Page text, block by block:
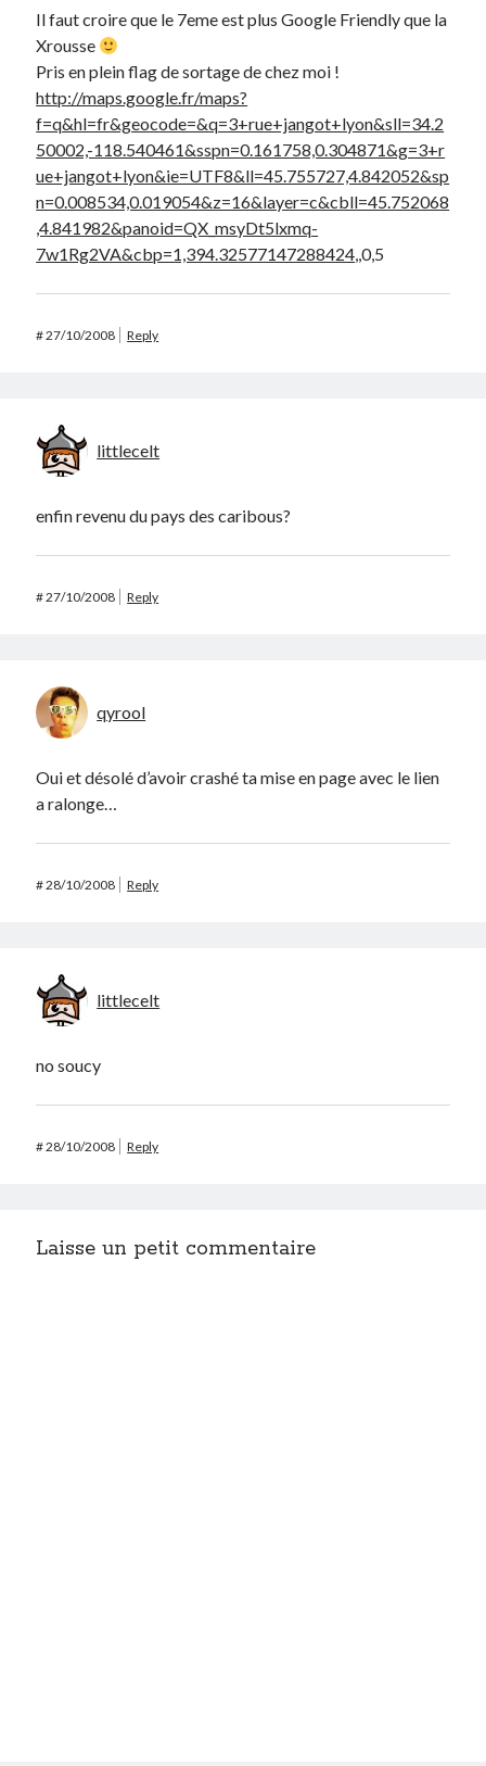
Il faut croire que le 7eme est plus Google Friendly que la
Xrousse
Pris en plein flag de sortage de chez moi !
http://maps.google.fr/maps?
f=q&hl=fr&geocode=&q=3+rue+jangot+lyon&sll=34.2
50002,-118.540461&sspn=0.161758,0.304871&g=3+r
ue+jangot+lyon&ie=UTF8&ll=45.755727,4.842052&sp
n=0.008534,0.019054&z=16&layer=c&cbll=45.752068
,4.841982&panoid=QX_msyDt5lxmq-
7w1Rg2VA&cbp=1,394.32577147288424,,0,5
#27/10/2008 Reply
littlecelt
enfin revenu du pays des caribous?
#27/10/2008 Reply
qyrool
Oui et désolé d’avoir crashé ta mise en page avec le lien
a ralonge…
#28/10/2008 Reply
littlecelt
no soucy
#28/10/2008 Reply
Laisse un petit commentaire